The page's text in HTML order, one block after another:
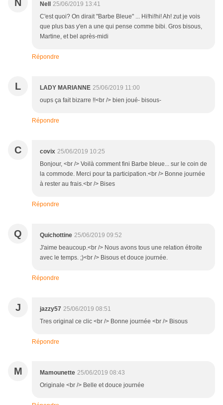
N Nell
25/06/2019 13:41
C'est quoi? On dirait "Barbe Bleue" ... Hi!hi!hi! Ah! zut je vois
que plus bas y'en a une qui pense comme bibi. Gros bisous,
Martine, et bel après-midi
Répondre
L LADY MARIANNE 25/06/2019 11:00
oups ça fait bizarre !!<br /> bien joué- bisous-
Répondre
C covix 25/06/2019 10:25
Bonjour, <br /> Voilà comment fini Barbe bleue... sur le coin de
la commode. Merci pour ta participation.<br /> Bonne journée
à rester au frais.<br /> Bises
Répondre
Q Quichottine 25/06/2019 09:52
J'aime beaucoup.<br /> Nous avons tous une relation étroite
avec le temps. ;)<br /> Bisous et douce journée.
Répondre
J jazzy57 25/06/2019 08:51
Tres original ce clic <br /> Bonne journée <br /> Bisous
Répondre
M Mamounette 25/06/2019 08:43
Originale <br /> Belle et douce journée